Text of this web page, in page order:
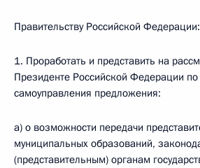
Правительству Российской Федерации:
1. Проработать и представить на
Президенте Российской Федерации
самоуправления предложения:
а) о возможности передачи
муниципальных образований,
(представительным) органам